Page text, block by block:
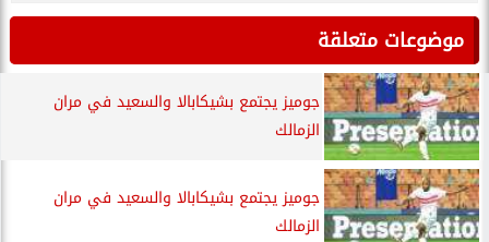
موضوعات متعلقة
جوميز يجتمع بشيكابالا والسعيد في مران
الزمالك
جوميز يجتمع بشيكابالا والسعيد في مران
الزمالك